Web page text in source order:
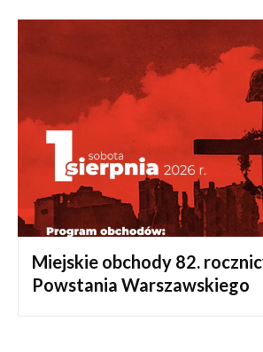
Miejskie obchody 82.
Powstania Warszawskiego